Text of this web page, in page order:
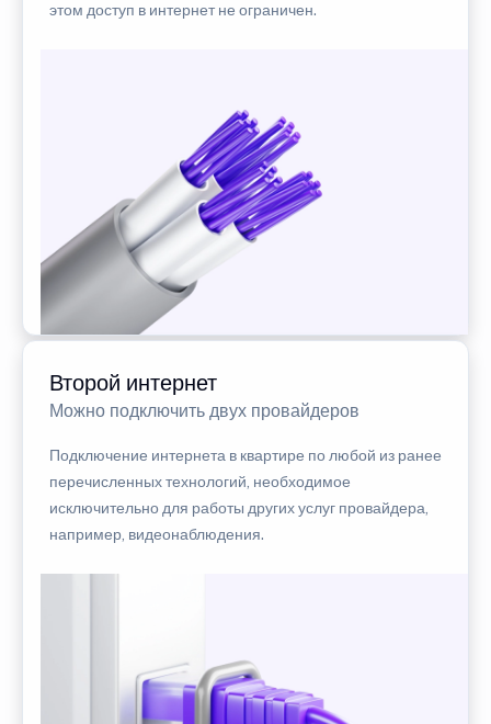
этом доступ в интернет не ограничен.
Второй интернет
Можно подключить двух провайдеров
Подключение интернета в квартире по любой из ранее
перечисленных технологий, необходимое
исключительно для работы других услуг провайдера,
например, видеонаблюдения.